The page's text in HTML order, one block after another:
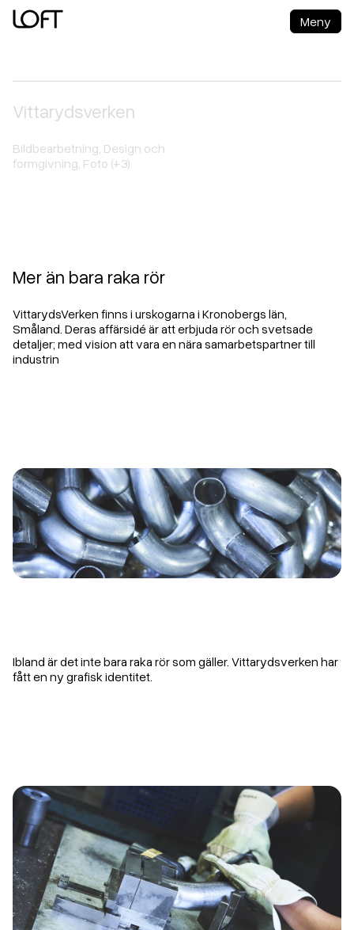
Meny
Vittarydsverken
Bildbearbetning, Design och
formgivning, Foto (+3)
Mer än bara raka rör
VittarydsVerken finns i urskogarna i Kronobergs län,
Småland. Deras affärsidé är att erbjuda rör och svetsade
detaljer; med vision att vara en nära samarbetspartner till
industrin
Ibland är det inte bara raka rör som gäller. Vittarydsverken har
fått en ny grafisk identitet.